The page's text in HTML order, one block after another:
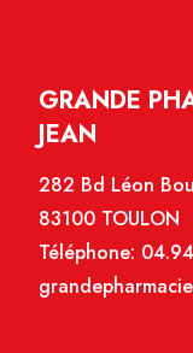
GRANDE
JEAN
282 Bd Léon
83100 TOULON
Téléphone: